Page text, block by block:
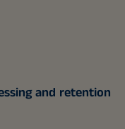
and retention